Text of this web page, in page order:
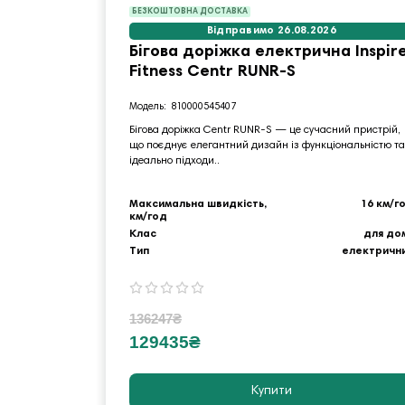
БЕЗКОШТОВНА ДОСТАВКА
Відправимо 26.08.2026
Бігова доріжка електрична
Fitness Centr RUNR-S
810000545407
Бігова доріжка Centr RUNR-S — це сучасний пристрій,
що поєднує елегантний дизайн із функціональністю та
ідеально підходи..
Максимальна швидкість,
км/год
16 км/
Клас
для
Тип
136247₴
129435₴
Купити